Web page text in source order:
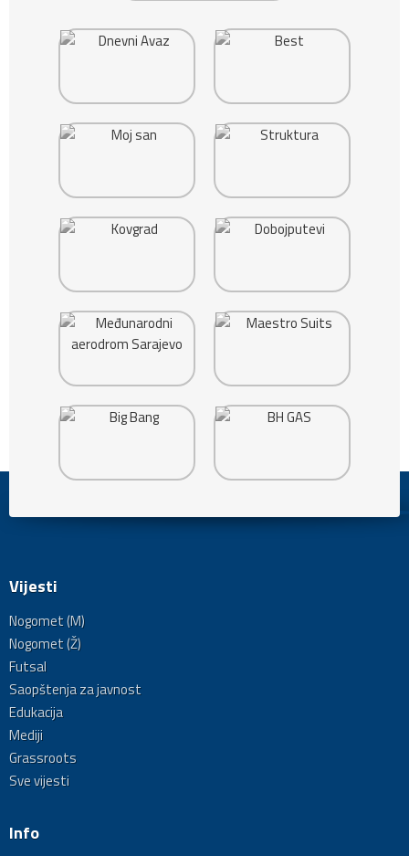
Vijesti
Nogomet (M)
Nogomet (Ž)
Futsal
Saopštenja za javnost
Edukacija
Mediji
Grassroots
Sve vijesti
Info